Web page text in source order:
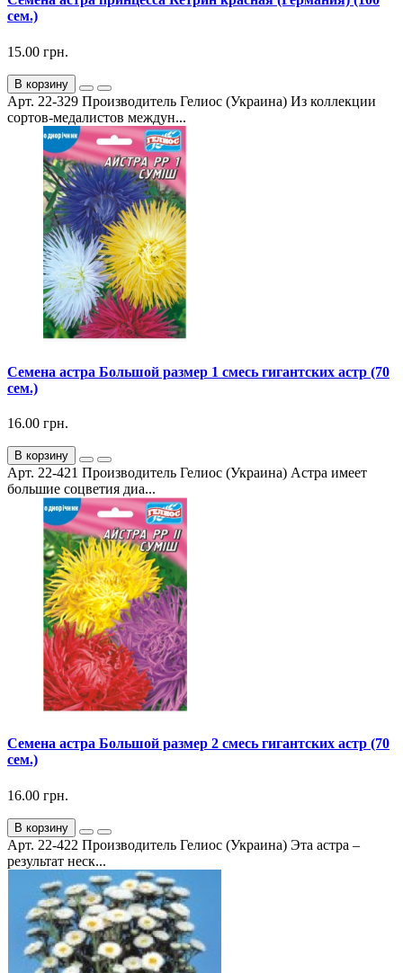
сем.)
15.00 грн.
В корзину
Арт. 22-329 Производитель Гелиос (Украина) Из коллекции
сортов-медалистов междун...
Семена астра Большой размер 1 смесь гигантских астр (70
сем.)
16.00 грн.
В корзину
Арт. 22-421 Производитель Гелиос (Украина) Астра имеет
большие соцветия диа...
Семена астра Большой размер 2 смесь гигантских астр (70
сем.)
16.00 грн.
В корзину
Арт. 22-422 Производитель Гелиос (Украина) Эта астра –
результат неск...